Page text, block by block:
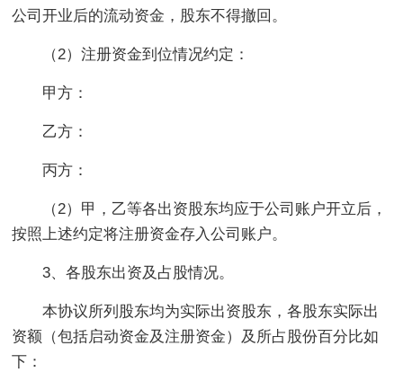
公司开业后的流动资金，股东不得撤回。
（2）注册资金到位情况约定：
甲方：
乙方：
丙方：
（2）甲，乙等各出资股东均应于公司账户开立后，
按照上述约定将注册资金存入公司账户。
3、各股东出资及占股情况。
本协议所列股东均为实际出资股东，各股东实际出
资额（包括启动资金及注册资金）及所占股份百分比如
下：